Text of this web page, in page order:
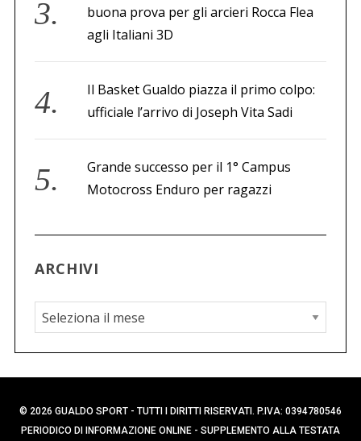
buona prova per gli arcieri Rocca Flea
agli Italiani 3D
Il Basket Gualdo piazza il primo colpo:
ufficiale l’arrivo di Joseph Vita Sadi
Grande successo per il 1° Campus
Motocross Enduro per ragazzi
ARCHIVI
A
r
c
h
i
v
© 2026 GUALDO SPORT - TUTTI I DIRITTI RISERVATI. P.IVA: 0394780546
PERIODICO DI INFORMAZIONE ONLINE - SUPPLEMENTO ALLA TESTATA